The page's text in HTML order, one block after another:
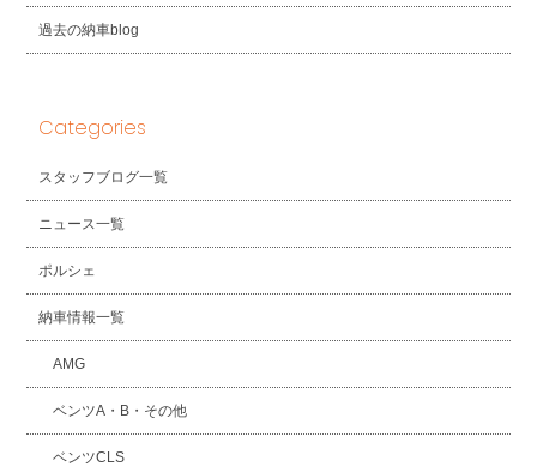
過去の納車blog
Categories
スタッフブログ一覧
ニュース一覧
ポルシェ
納車情報一覧
AMG
ベンツA・B・その他
ベンツCLS